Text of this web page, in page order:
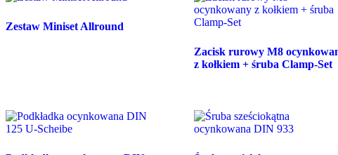
Zestaw Miniset Allround
Zacisk rurowy M8
z kołkiem + śruba Clamp-Set